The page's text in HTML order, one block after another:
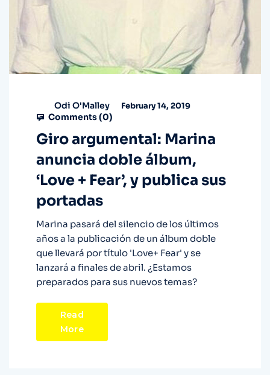
Odi O'Malley February 14, 2019
Comments (0)
Giro argumental: Marina
anuncia doble álbum,
‘Love + Fear’, y publica sus
portadas
Marina pasará del silencio de los últimos
años a la publicación de un álbum doble
que llevará por título 'Love+ Fear' y se
lanzará a finales de abril. ¿Estamos
preparados para sus nuevos temas?
Read
More